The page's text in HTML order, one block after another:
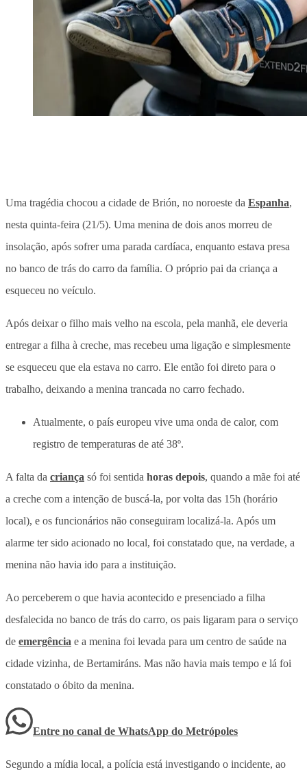
Uma tragédia chocou a cidade de Brión, no noroeste da Espanha,
nesta quinta-feira (21/5). Uma menina de dois anos morreu de
insolação, após sofrer uma parada cardíaca, enquanto estava presa
no banco de trás do carro da família. O próprio pai da criança a
esqueceu no veículo.
Após deixar o filho mais velho na escola, pela manhã, ele deveria
entregar a filha à creche, mas recebeu uma ligação e simplesmente
se esqueceu que ela estava no carro. Ele então foi direto para o
trabalho, deixando a menina trancada no carro fechado.
Atualmente, o país europeu vive uma onda de calor, com
registro de temperaturas de até 38º.
A falta da criança só foi sentida horas depois, quando a mãe foi até
a creche com a intenção de buscá-la, por volta das 15h (horário
local), e os funcionários não conseguiram localizá-la. Após um
alarme ter sido acionado no local, foi constatado que, na verdade, a
menina não havia ido para a instituição.
Ao perceberem o que havia acontecido e presenciado a filha
desfalecida no banco de trás do carro, os pais ligaram para o serviço
de emergência e a menina foi levada para um centro de saúde na
cidade vizinha, de Bertamiráns. Mas não havia mais tempo e lá foi
constatado o óbito da menina.
Entre no canal de WhatsApp do Metrópoles
Segundo a mídia local, a polícia está investigando o incidente, ao